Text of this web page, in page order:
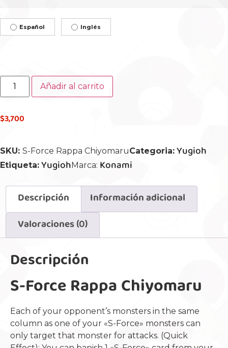
Español Inglés
Añadir al carrito
$3,700
SKU: S-Force Rappa ChiyomaruCategoria: Yugioh
Etiqueta: Yugioh Marca: Konami
Descripción
Información adicional
Valoraciones (0)
Descripción
S-Force Rappa Chiyomaru
Each of your opponent’s monsters in the same
column as one of your «S-Force» monsters can
only target that monster for attacks. (Quick